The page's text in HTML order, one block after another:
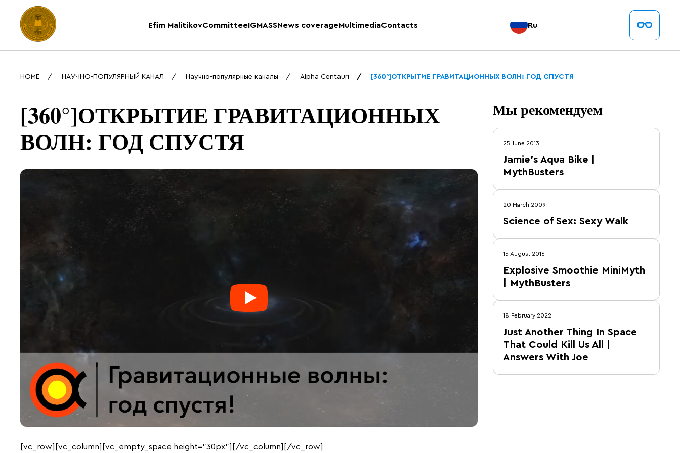
Efim MalitikovCommitteeIGMASSNews coverageMultimediaContacts Ru
HOME НАУЧНО-ПОПУЛЯРНЫЙ КАНАЛ Научно-популярные каналы Alpha Centauri [360°]ОТКРЫТИЕ ГРАВИТАЦИОННЫХ ВОЛН: ГОД СПУСТЯ
[360°]ОТКРЫТИЕ ГРАВИТАЦИОННЫХ
ВОЛН: ГОД СПУСТЯ
[vc_row][vc_column][vc_empty_space height=”30px”][/vc_column][/vc_row]
Мы рекомендуем
25 June 2013
Jamie's Aqua Bike |
MythBusters
20 March 2009
Science of Sex: Sexy Walk
15 August 2016
Explosive Smoothie MiniMyth
| MythBusters
18 February 2022
Just Another Thing In Space
That Could Kill Us All |
Answers With Joe